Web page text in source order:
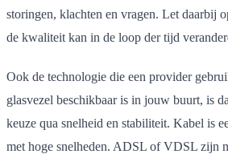
storingen, klachten en vragen. Let daarbij
de kwaliteit kan in de loop der tijd
Ook de technologie die een provider
glasvezel beschikbaar is in jouw buurt, is
keuze qua snelheid en stabiliteit. Kabel is
met hoge snelheden. ADSL of VDSL zijn